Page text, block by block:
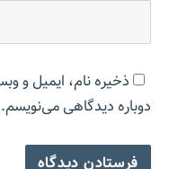
ذخیره نام، ایمیل و
دوباره دیدگاهی می‌نویسم.